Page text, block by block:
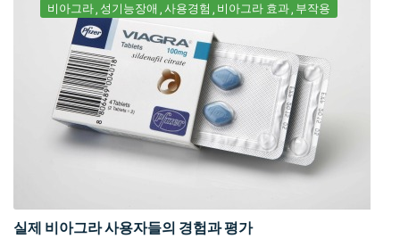
비아그라 성기능장애 사용경험 비아그라 효과 부작용
실제 비아그라 사용자들의 경험과 평가